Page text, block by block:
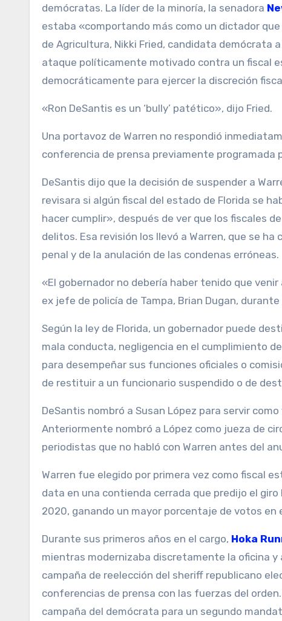
demócratas. La líder de la minoría, la senadora
estaba «comportando más como un dictador que
de Agricultura, Nikki Fried, candidata demócrata
ataque políticamente motivado contra un fiscal
democráticamente para ejercer la discreción
«Ron DeSantis es un ‘bully’ patético», dijo Fried.
Una portavoz de Warren no respondió
conferencia de prensa previamente programada
DeSantis dijo que la decisión de suspender a
revisara si algún fiscal del estado de Florida se
hacer cumplir», después de ver que los fiscales
delitos. Esa revisión los llevó a Warren, que se
penal y de la anulación de las condenas erróneas.
«El gobernador no debería haber tenido que
ex jefe de policía de Tampa, Brian Dugan,
Según la ley de Florida, un gobernador puede
mala conducta, negligencia en el cumplimiento
para desempeñar sus funciones oficiales o
de restituir a un funcionario suspendido o de
DeSantis nombró a Susan López para servir
Anteriormente nombró a López como jueza de
periodistas que no habló con Warren antes del
Warren fue elegido por primera vez como fiscal
data en una contienda cerrada que predijo el
2020, ganando un mayor porcentaje de votos en
Durante sus primeros años en el cargo, Hoka
mientras modernizaba discretamente la oficina
campaña de reelección del sheriff republicano
conferencias de prensa con las fuerzas del
campaña del demócrata para un segundo